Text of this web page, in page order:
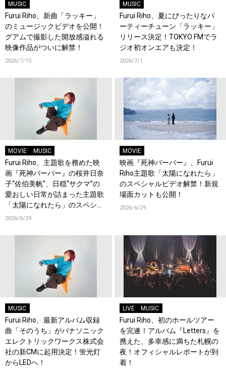
MUSIC
Furui Riho、新曲「ラッキー」
のミュージックビデオを公開！
グアムで撮影した開放感溢れる
映像作品がついに解禁！
2026/7/15
MUSIC
Furui Riho、夏にぴったりなパ
ーティーチューン「ラッキー」
リリース決定！TOKYO FMでラ
ジオ初オンエアも決定！
2026/7/1
MOVIE MUSIC
Furui Riho、主題歌を務めた映
画『死神バーバー』の桜井日奈
子“佐伯美帆”、日穏“サクマ”の
愛おしい日常が詰まった主題歌
「太陽になれたら」のスペシャ
ルビデオを公開！
2026/6/29
MOVIE
映画『死神バーバー』、Furui
Riho主題歌「太陽になれたら」
のスペシャルビデオ解禁！新規
場面カットも公開！
2026/6/29
MUSIC
Furui Riho、最新アルバム収録
曲「そのうち」がパナソニック
エレクトリックワークス株式会
社の新CMに起用決定！蛍光灯
からLEDへ！
LIVE MUSIC
Furui Riho、初のホールツアー
を完遂！アルバム『Letters』を
携えた、多幸感に満ちた札幌の
夜！オフィシャルレポートが到
着！